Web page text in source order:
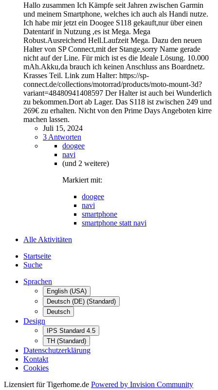
Hallo zusammen Ich Kämpfe seit Jahren zwischen Garmin
und meinem Smartphone, welches ich auch als Handi nutze.
Ich habe mir jetzt ein Doogee S118 gekauft,nur über einen
Datentarif in Nutzung ,es ist Mega. Mega
Robust.Ausreichend Hell.Laufzeit Mega. Dazu den neuen
Halter von SP Connect,mit der Stange,sorry Name gerade
nicht auf der Line. Für mich ist es die Ideale Lösung. 10.000
mAh.Akku,da brauch ich keinen Anschluss ans Boardnetz.
Krasses Teil. Link zum Halter: https://sp-
connect.de/collections/motorrad/products/moto-mount-3d?
variant=48480941408597 Der Halter ist auch bei Wunderlich
zu bekommen.Dort ab Lager. Das S118 ist zwischen 249 und
269€ zu erhalten. Nicht von den Prime Days Angeboten kirre
machen lassen.
Juli 15, 2024
3 Antworten
doogee
navi
(und 2 weitere)
Markiert mit:
doogee
navi
smartphone
smartphone statt navi
Alle Aktivitäten
Startseite
Suche
Sprachen
English (USA)
Deutsch (DE) (Standard)
Deutsch
Design
IPS Standard 4.5
TH (Standard)
Datenschutzerklärung
Kontakt
Cookies
Lizensiert für Tigerhome.de Powered by Invision Community